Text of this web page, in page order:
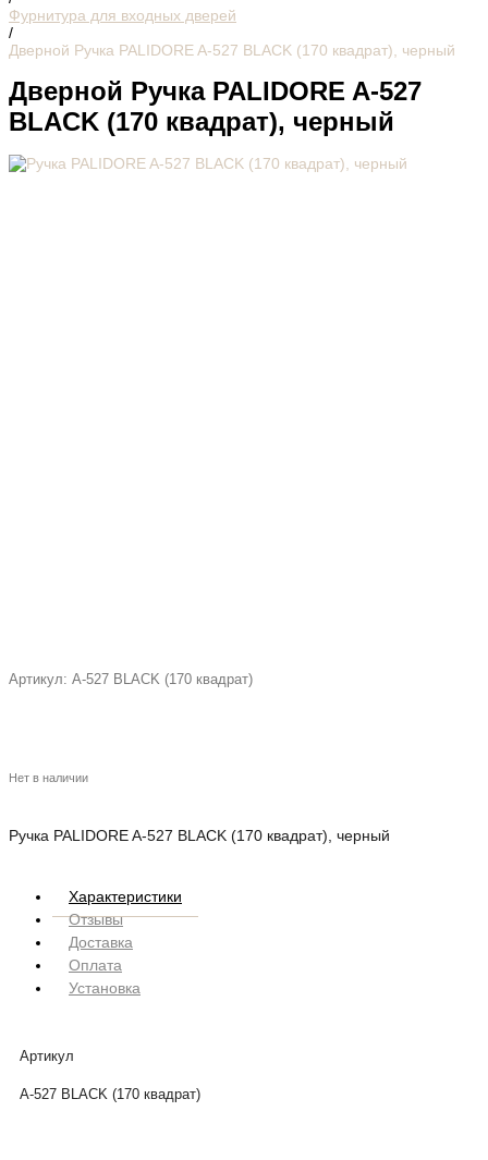
Фурнитура для входных дверей
/
Дверной Ручка PALIDORE A-527 BLACK (170 квадрат), черный
Дверной Ручка PALIDORE A-527
BLACK (170 квадрат), черный
Артикул: A-527 BLACK (170 квадрат)
Нет в наличии
Ручка PALIDORE A-527 BLACK (170 квадрат), черный
Характеристики
Отзывы
Доставка
Оплата
Установка
Артикул
A-527 BLACK (170 квадрат)